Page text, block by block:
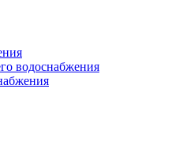
водоснабжения